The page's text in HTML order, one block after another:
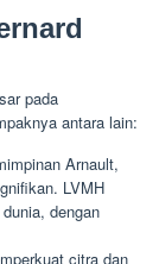
pada
antara lain:
Arnault,
LVMH
dengan
citra dan